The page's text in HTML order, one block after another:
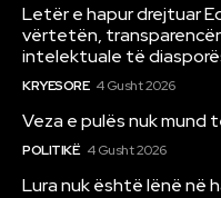
Letër e hapur drejtuar
vërtetën,
intelektuale të
KRYESORE 4 Gusht 2026
Veza e pulës nuk mund
POLITIKË 4 Gusht 2026
Lura nuk është lënë në